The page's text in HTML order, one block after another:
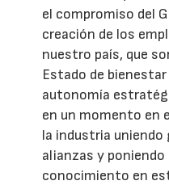
el compromiso del
creación de los
nuestro país, que
Estado de
autonomía
en un momento en
la industria
alianzas y
conocimiento en